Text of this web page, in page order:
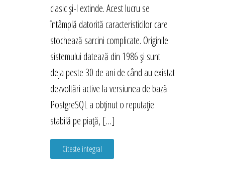
clasic și-l extinde. Acest lucru se
întâmplă datorită caracteristicilor care
stochează sarcini complicate. Originile
sistemului datează din 1986 și sunt
deja peste 30 de ani de când au existat
dezvoltări active la versiunea de bază.
PostgreSQL a obținut o reputație
stabilă pe piață, […]
Citeste integral